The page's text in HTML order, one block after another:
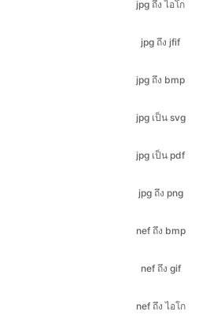
jpg ถึง bmp
jpg เป็น svg
jpg เป็น pdf
jpg ถึง png
nef ถึง bmp
nef ถึง gif
nef ถึง ไอโก
nef ไป จาเนา
nef ถึง jpeg